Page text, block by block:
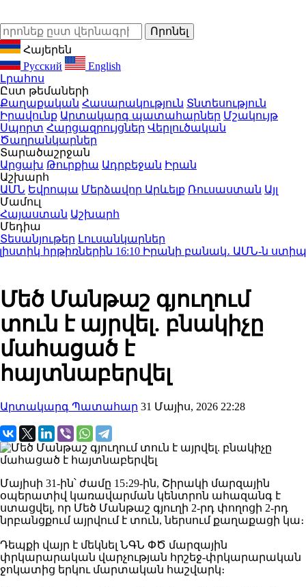
Հայերեն
Русский
English
Լրահոս
Ըստ թեմաների
Քաղաքական Հասարակություն Տնտեսություն
Իրավունք Արտակարգ պատահարներ Մշակույթ
Սպորտ Հարցազրույցներ Վերլուծական
Ծաղրանկարներ
Տարածաշրջան
Արցախ Թուրքիա Ադրբեջան Իրան
Աշխարհ
ԱՄՆ Եվրոպա Մերձավոր Արևելք Ռուսաստան Այլ
Մամուլ
Հայաստան Աշխարհ
Մեդիա
Տեսանյութեր Լուսանկարներ
հրթիռներին16:10Իրանի բանակ․ ԱՄՆ-ն ստիպված
Մեծ Մանթաշ գյուղում
տուն է այրվել. բնակիչը
մահացած է
հայտնաբերվել
Արտակարգ Պատահար 31 Մայիս, 2026 22:28
Մայիսի 31-ին՝ ժամը 15։29-ին, Շիրակի մարզային
օպերատիվ կառավարման կենտրոն ահազանգ է
ստացվել, որ Մեծ Մանթաշ գյուղի 2-րդ փողոցի 2-րդ
նրբանցքում այրվում է տուն, ներսում քաղաքացի կա։
Դեպքի վայր է մեկնել ՆԳՆ ՓԾ մարզային
փրկարարական վարչության հրշեջ-փրկարարական
ջոկատից երկու մարտական հաշվարկ։